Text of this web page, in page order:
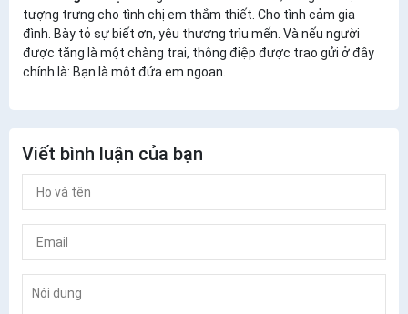
tượng trưng cho tình chị em thắm thiết. Cho tình cảm gia
đình. Bày tỏ sự biết ơn, yêu thương trìu mến. Và nếu người
được tặng là một chàng trai, thông điệp được trao gửi ở đây
chính là: Bạn là một đứa em ngoan.
Viết bình luận của bạn